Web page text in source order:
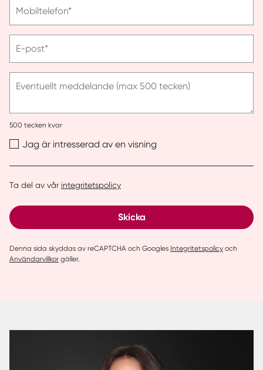
ange
Mobiltelefon*
ange
post
E-post*
Eventuellt meddelande (max 500 tecken)
500 tecken kvar
Jag är intresserad av en visning
Ta del av vår integritetspolicy
Skicka
Denna sida skyddas av reCAPTCHA och Googles Integritetspolicy och
Användarvillkor gäller.